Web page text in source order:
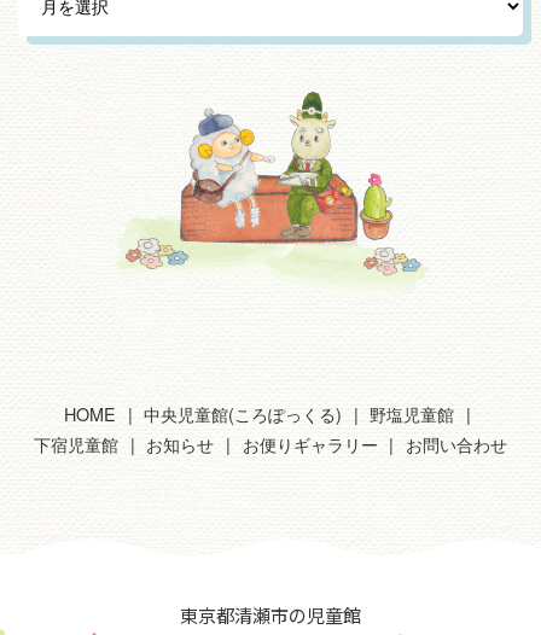
HOME 中央児童館(ころぽっくる)
野塩児童館
下宿児童館
お知らせ お便りギャラリー お問い合わせ
東京都清瀬市の児童館